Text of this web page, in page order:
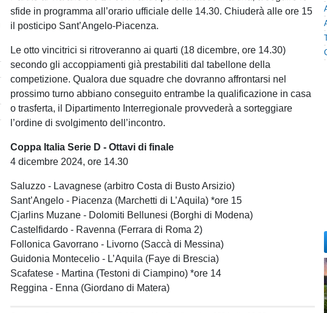
sfide in programma all’orario ufficiale delle 14.30. Chiuderà alle ore 15
il posticipo Sant’Angelo-Piacenza.
Le otto vincitrici si ritroveranno ai quarti (18 dicembre, ore 14.30)
secondo gli accoppiamenti già prestabiliti dal tabellone della
competizione. Qualora due squadre che dovranno affrontarsi nel
prossimo turno abbiano conseguito entrambe la qualificazione in casa
o trasferta, il Dipartimento Interregionale provvederà a sorteggiare
l’ordine di svolgimento dell’incontro.
Coppa Italia Serie D - Ottavi di finale
4 dicembre 2024, ore 14.30
Saluzzo - Lavagnese (arbitro Costa di Busto Arsizio)
Sant’Angelo - Piacenza (Marchetti di L’Aquila) *ore 15
Cjarlins Muzane - Dolomiti Bellunesi (Borghi di Modena)
Castelfidardo - Ravenna (Ferrara di Roma 2)
Follonica Gavorrano - Livorno (Saccà di Messina)
Guidonia Montecelio - L’Aquila (Faye di Brescia)
Scafatese - Martina (Testoni di Ciampino) *ore 14
Reggina - Enna (Giordano di Matera)